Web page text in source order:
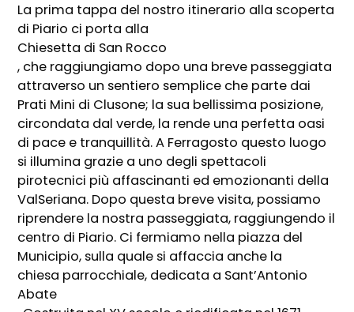
La prima tappa del nostro itinerario alla scoperta
di Piario ci porta alla
Chiesetta di San Rocco
, che raggiungiamo dopo una breve passeggiata
attraverso un sentiero semplice che parte dai
Prati Mini di Clusone; la sua bellissima posizione,
circondata dal verde, la rende una perfetta oasi
di pace e tranquillità. A Ferragosto questo luogo
si illumina grazie a uno degli spettacoli
pirotecnici più affascinanti ed emozionanti della
ValSeriana. Dopo questa breve visita, possiamo
riprendere la nostra passeggiata, raggiungendo il
centro di Piario. Ci fermiamo nella piazza del
Municipio, sulla quale si affaccia anche la
chiesa parrocchiale, dedicata a Sant’Antonio
Abate